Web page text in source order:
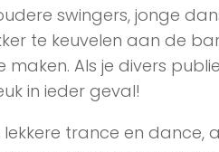
swingers, jonge
te keuvelen aan de
maken. Als je divers
in ieder geval!
trance en